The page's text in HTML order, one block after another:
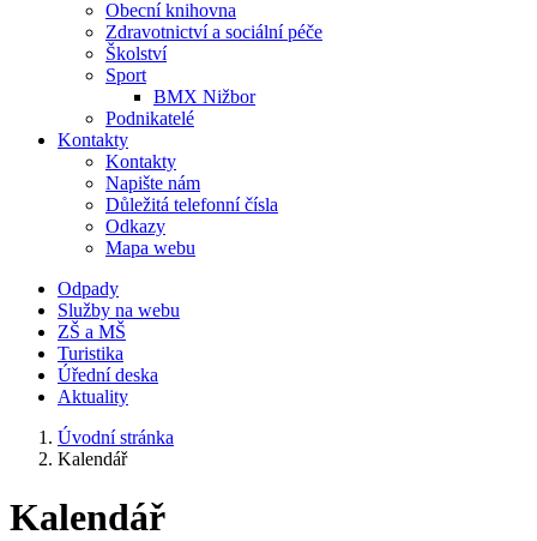
Obecní knihovna
Zdravotnictví a sociální péče
Školství
Sport
BMX Nižbor
Podnikatelé
Kontakty
Kontakty
Napište nám
Důležitá telefonní čísla
Odkazy
Mapa webu
Odpady
Služby na webu
ZŠ a MŠ
Turistika
Úřední deska
Aktuality
Úvodní stránka
Kalendář
Kalendář